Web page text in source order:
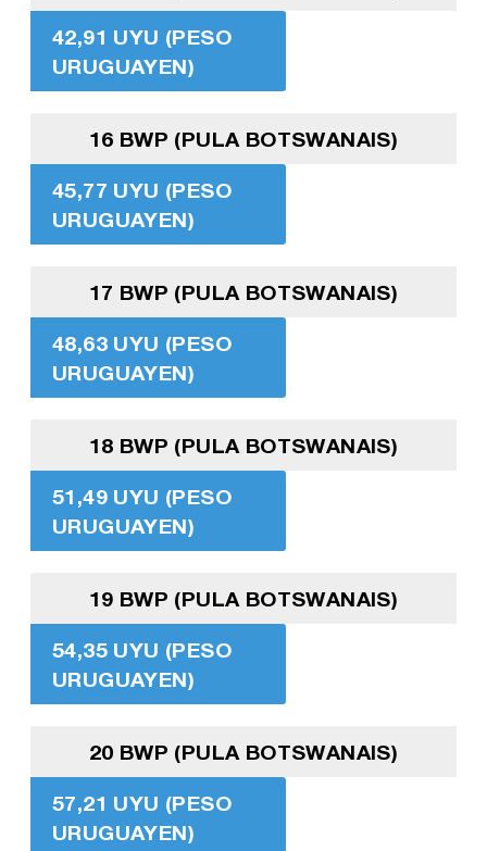
42,91 UYU (PESO
URUGUAYEN)
16 BWP (PULA BOTSWANAIS)
45,77 UYU (PESO
URUGUAYEN)
17 BWP (PULA BOTSWANAIS)
48,63 UYU (PESO
URUGUAYEN)
18 BWP (PULA BOTSWANAIS)
51,49 UYU (PESO
URUGUAYEN)
19 BWP (PULA BOTSWANAIS)
54,35 UYU (PESO
URUGUAYEN)
20 BWP (PULA BOTSWANAIS)
57,21 UYU (PESO
URUGUAYEN)